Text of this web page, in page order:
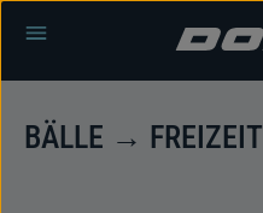
Zum Hauptinhalt springen
BÄLLE → FREIZEIT